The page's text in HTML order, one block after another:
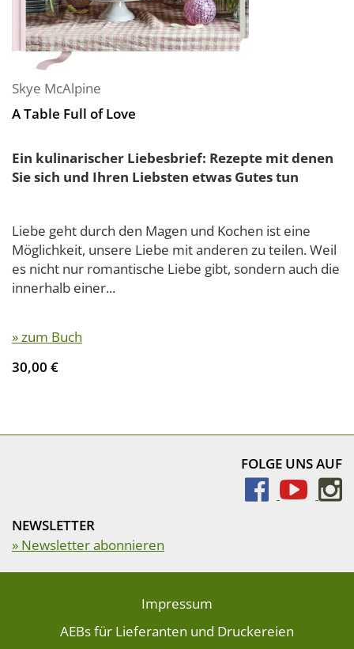
Skye McAlpine
A Table Full of Love
Ein kulinarischer Liebesbrief: Rezepte mit denen
Sie sich und Ihren Liebsten etwas Gutes tun
Liebe geht durch den Magen und Kochen ist eine
Möglichkeit, unsere Liebe mit anderen zu teilen. Weil
es nicht nur romantische Liebe gibt, sondern auch die
innerhalb einer...
» zum Buch
30,00 €
FOLGE UNS AUF
NEWSLETTER
» Newsletter abonnieren
Impressum
AEBs für Lieferanten und Druckereien